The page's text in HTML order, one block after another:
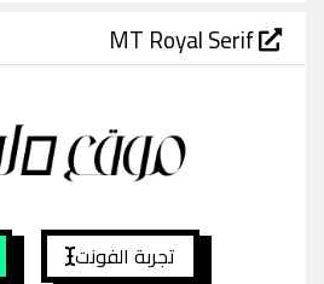
MT Royal Serif
تجربة الفونت